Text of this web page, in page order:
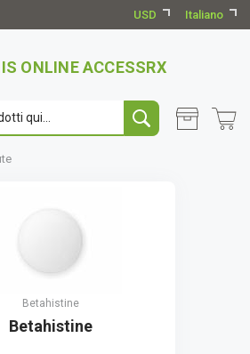
USD Italiano
ONLINE ACCESSRX
Betahistine
Betahistine